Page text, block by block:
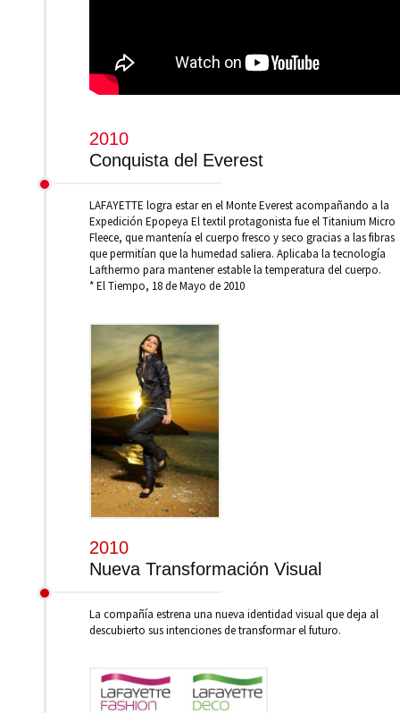
2010
Conquista del Everest
LAFAYETTE logra estar en el Monte Everest acompañando a la
Expedición Epopeya El textil protagonista fue el Titanium Micro
Fleece, que mantenía el cuerpo fresco y seco gracias a las fibras
que permitían que la humedad saliera. Aplicaba la tecnología
Lafthermo para mantener estable la temperatura del cuerpo.
* El Tiempo, 18 de Mayo de 2010
2010
Nueva Transformación Visual
La compañía estrena una nueva identidad visual que deja al
descubierto sus intenciones de transformar el futuro.